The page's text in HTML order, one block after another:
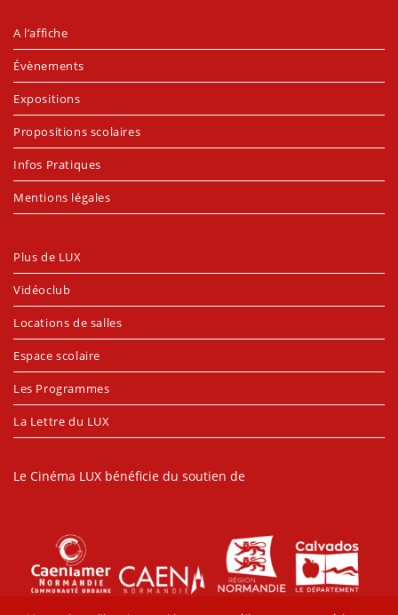
A l’affiche
Évènements
Expositions
Propositions scolaires
Infos Pratiques
Mentions légales
Plus de LUX
Vidéoclub
Locations de salles
Espace scolaire
Les Programmes
La Lettre du LUX
Le Cinéma LUX bénéficie du soutien de